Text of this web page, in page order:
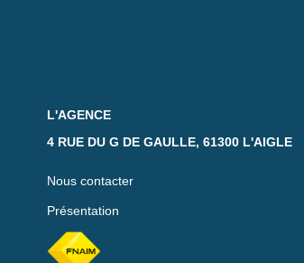
L'AGENCE
4 RUE DU G DE GAULLE, 61300 L'AIGLE
Nous contacter
Présentation